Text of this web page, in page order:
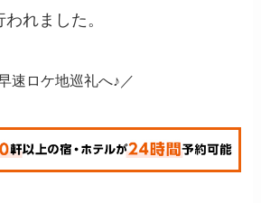
れました。
速ロケ地巡礼へ♪／